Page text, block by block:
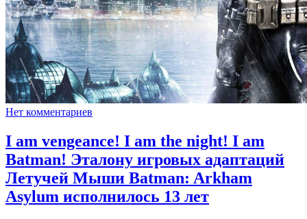
Нет комментариев
I am vengeance! I am the night! I am
Batman! Эталону игровых адаптаций
Летучей Мыши Batman: Arkham
Asylum исполнилось 13 лет